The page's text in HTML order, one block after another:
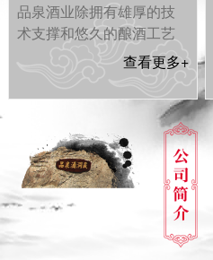
品泉酒业除拥有雄厚的技
术支撑和悠久的酿酒工艺
外，还在风景如画的千山
脚下拥有宝贵的天然藏酒
洞，其洞藏存储的老酒可
谓“此酒只应天上有”，“洞藏
酒浆，馥郁醇香”则是对品
泉洞藏老酒名副其实的诠
释。“姜为老辣，酒乃陈
香”，“洞中方一日，洞外已
千年”，两句古老的谚语却
道破了品泉洞藏老酒的玄
查看更多+